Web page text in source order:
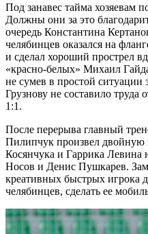
Под занавес тайма хозяевам
Должны они за это
очередь Константина
челябинцев оказался на
и сделал хороший прострел
«красно-белых» Михаил
не сумев в простой ситуации
Грузнову не составило
1:1.
После перерыва главный
Пилипчук произвел двойную
Косянчука и Гаррика Левина
Носов и Денис Пушкарев.
креативных быстрых игрока
челябинцев, сделать ее